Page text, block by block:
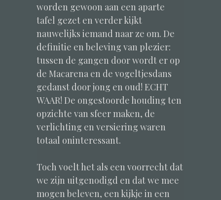
worden gewoon aan een aparte
tafel gezet en verder kijkt
nauwelijks iemand naar ze om. De
definitie en beleving van plezier:
tussen de gangen door wordt er op
de Macarena en de vogeltjesdans
gedanst door jong en oud! ECHT
WAAR! De ongestoorde houding ten
opzichte van sfeer maken, de
verlichting en versiering waren
totaal oninteressant.
Toch voelt het als een voorrecht dat
we zijn uitgenodigd en dat we mee
mogen beleven, een kijkje in een